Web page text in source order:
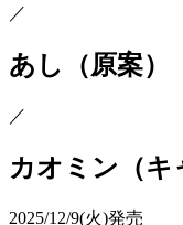
／
あし （原案）
／
カオミン （
2025/12/9(火)発売